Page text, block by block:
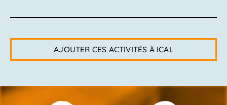
AJOUTER CES ACTIVITÉS À ICAL